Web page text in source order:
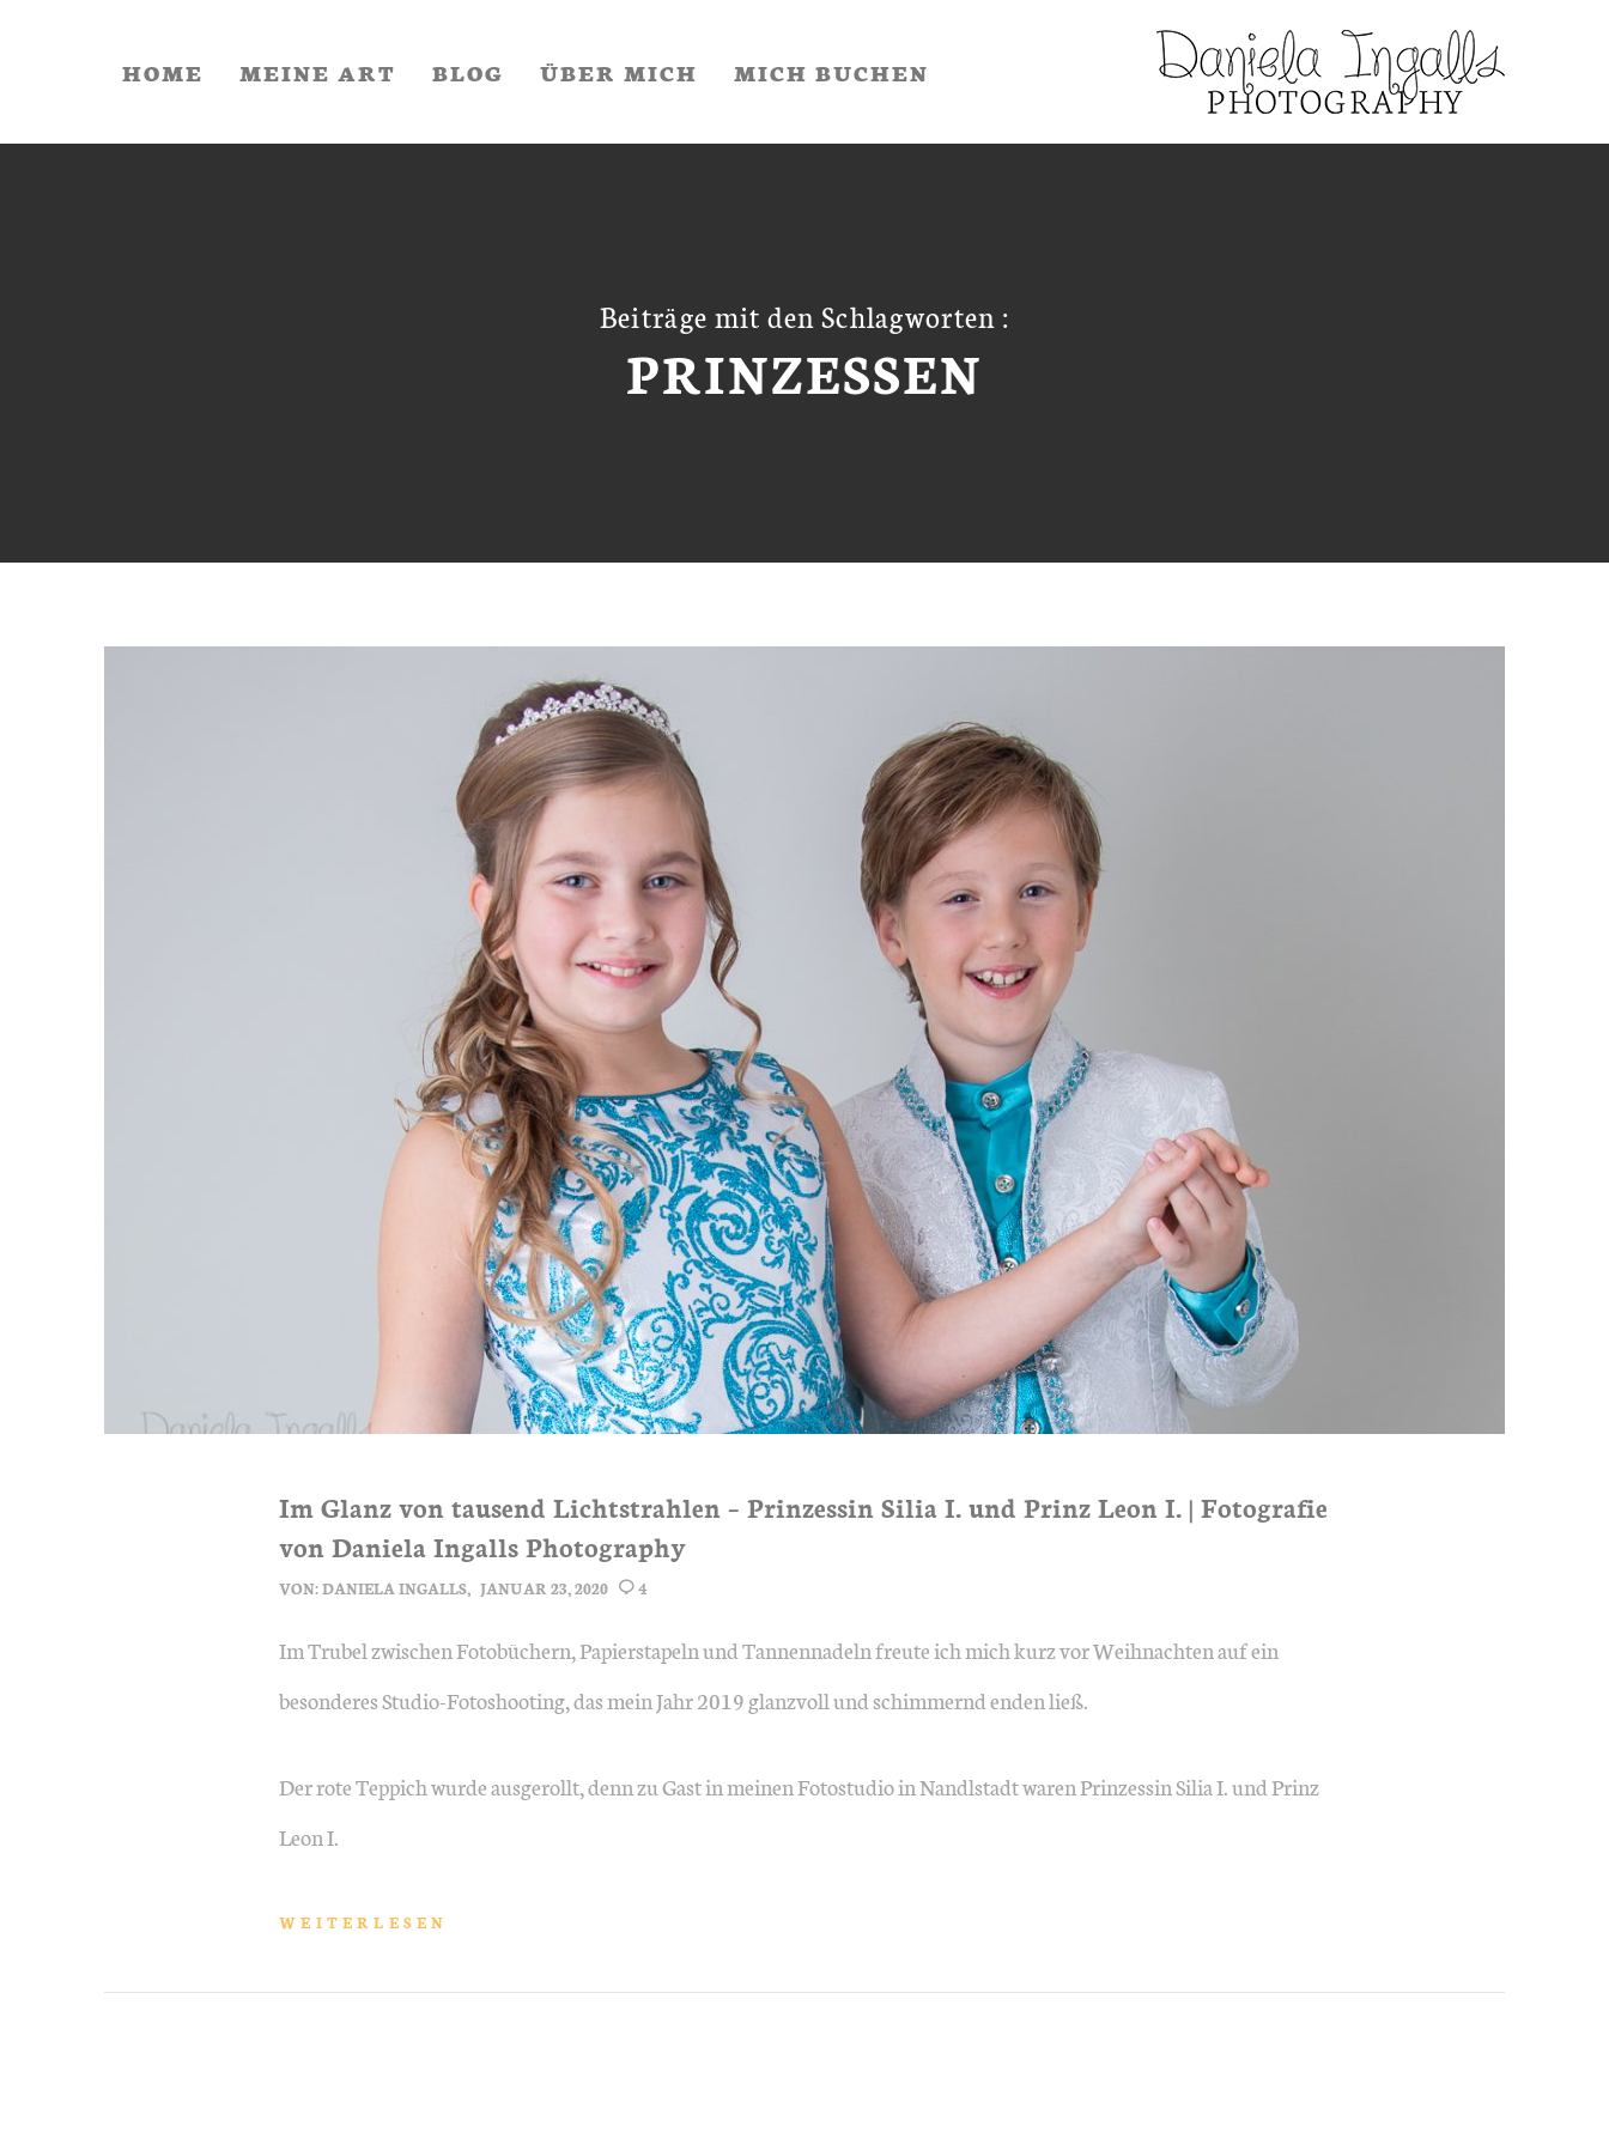
HOME MEINE ART BLOG ÜBER MICH MICH BUCHEN
Beiträge mit den Schlagworten :
PRINZESSEN
Im Glanz von tausend Lichtstrahlen – Prinzessin Silia I. und Prinz Leon I. | Fotografie
von Daniela Ingalls Photography
VON:DANIELA INGALLS JANUAR 23, 2020 4
Im Trubel zwischen Fotobüchern, Papierstapeln und Tannennadeln freute ich mich kurz vor Weihnachten auf ein
besonderes Studio-Fotoshooting, das mein Jahr 2019 glanzvoll und schimmernd enden ließ.
Der rote Teppich wurde ausgerollt, denn zu Gast in meinen Fotostudio in Nandlstadt waren Prinzessin Silia I. und Prinz
Leon I.
WEITERLESEN